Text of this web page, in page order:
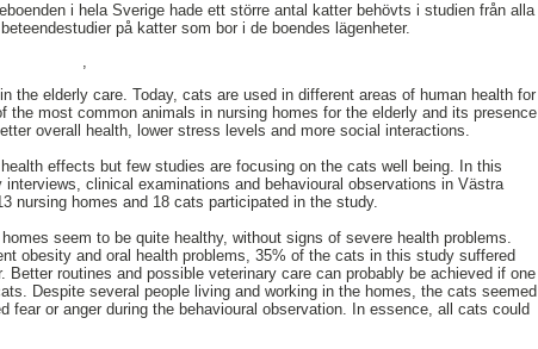
i hela Sverige hade ett större antal katter behövts i studien från alla
på katter som bor i de boendes lägenheter.
the elderly care. Today, cats are used in different areas of human health for
the most common animals in nursing homes for the elderly and its presence
overall health, lower stress levels and more social interactions.
effects but few studies are focusing on the cats well being. In this
clinical examinations and behavioural observations in Västra
nursing homes and 18 cats participated in the study.
seem to be quite healthy, without signs of severe health problems.
obesity and oral health problems, 35% of the cats in this study suffered
Better routines and possible veterinary care can probably be achieved if one
Despite several people living and working in the homes, the cats seemed
fear or anger during the behavioural observation. In essence, all cats could